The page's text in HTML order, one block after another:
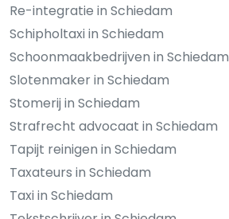
Re-integratie in Schiedam
Schipholtaxi in Schiedam
Schoonmaakbedrijven in Schiedam
Slotenmaker in Schiedam
Stomerij in Schiedam
Strafrecht advocaat in Schiedam
Tapijt reinigen in Schiedam
Taxateurs in Schiedam
Taxi in Schiedam